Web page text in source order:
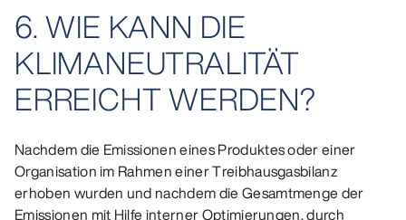
6. WIE KANN DIE
KLIMANEUTRALITÄT
ERREICHT WERDEN?
Nachdem die Emissionen eines Produktes oder einer
Organisation im Rahmen einer Treibhausgasbilanz
erhoben wurden und nachdem die Gesamtmenge der
Emissionen mit Hilfe interner Optimierungen, durch